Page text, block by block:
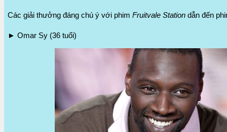
Các giải thưởng đáng chú ý với phim Fruitvale Station dẫn đến
► Omar Sy (36 tuổi)